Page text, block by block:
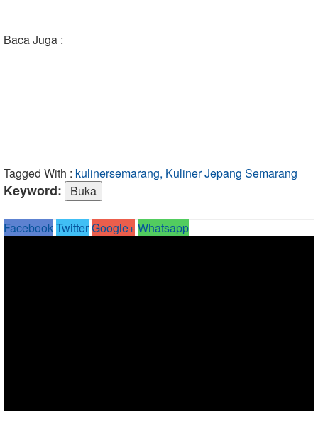
Baca Juga :
Tagged With : kulinersemarang, Kuliner Jepang Semarang
Keyword:
FacebookTwitterGoogle+Whatsapp